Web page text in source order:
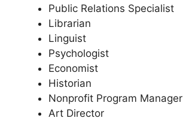
Public Relations Specialist
Librarian
Linguist
Psychologist
Economist
Historian
Nonprofit Program Manager
Art Director